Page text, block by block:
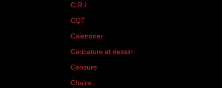
C.R.I.
CQT
Calendrier
Caricature et dessin
Censure
Chaire